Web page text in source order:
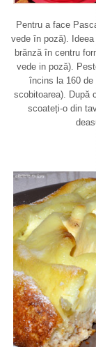
Pentru a face
vede în poză).
brănză în centru
vede in poză).
încins la 160
scobitoarea). După
scoateți-o din